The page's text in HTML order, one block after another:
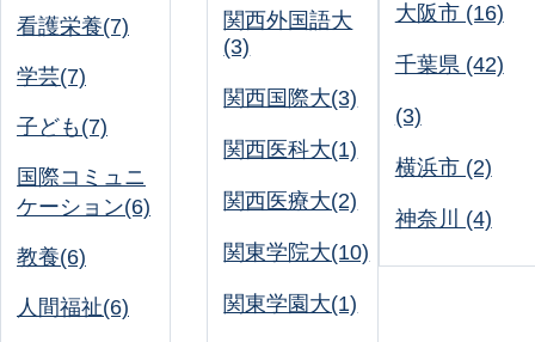
看護栄養(7)
学芸(7)
子ども(7)
国際コミュニ
ケーション(6)
教養(6)
人間福祉(6)
関西外国語大
(3)
関西国際大(3)
関西医科大(1)
関西医療大(2)
関東学院大(10)
関東学園大(1)
大阪市 (16)
千葉県 (42)
(3)
横浜市 (2)
神奈川 (4)